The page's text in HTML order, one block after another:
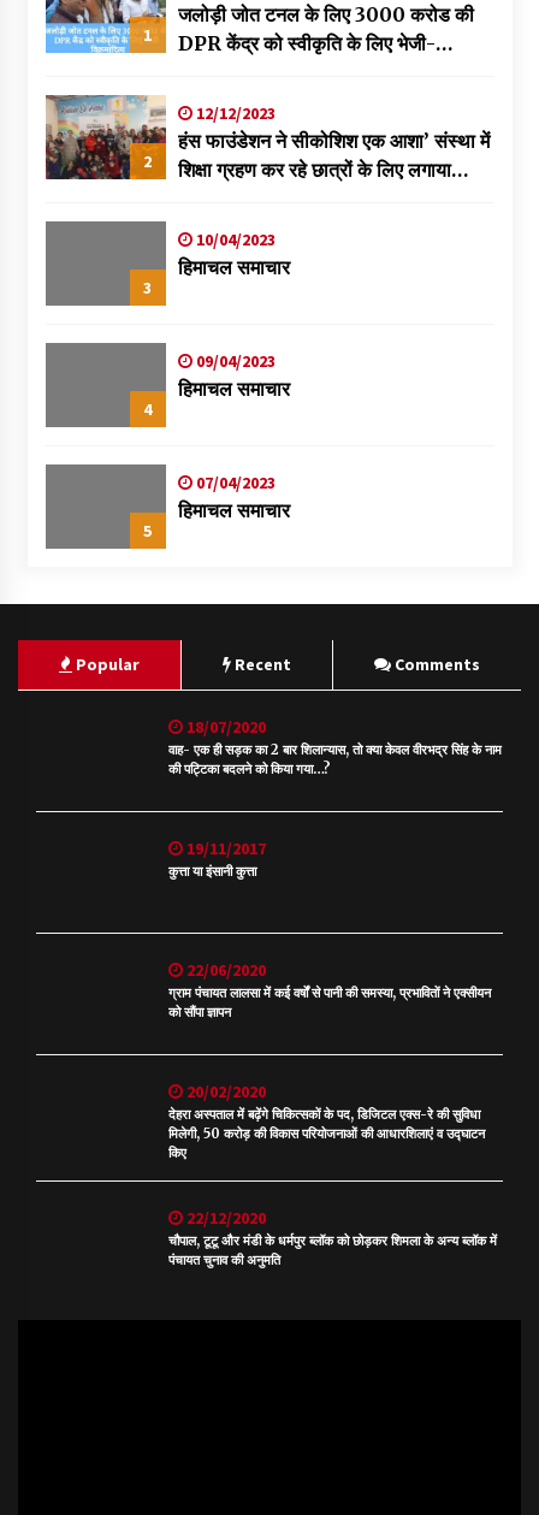
1
जलोड़ी जोत टनल के लिए 3000 करोड की
DPR केंद्र को स्वीकृति के लिए भेजी-
2
12/12/2023
हंस फाउंडेशन ने सीकोशिश एक आशा’ संस्था में
शिक्षा ग्रहण कर रहे छात्रों के लिए लगाया
3
10/04/2023
हिमाचल समाचार
4
09/04/2023
हिमाचल समाचार
5
07/04/2023
हिमाचल समाचार
Popular Recent Comments
18/07/2020
वाह- एक ही सड़क का 2 बार शिलान्यास, तो क्या केवल वीरभद्र सिंह के नाम
की पट्टिका बदलने को किया गया…?
19/11/2017
कुत्ता या इंसानी कुत्ता
22/06/2020
ग्राम पंचायत लालसा में कई वर्षों से पानी की समस्या, प्रभावितों ने एक्सीयन
को सौंपा ज्ञापन
20/02/2020
देहरा अस्पताल में बढ़ेंगे चिकित्सकों के पद, डिजिटल एक्स-रे की सुविधा
मिलेगी, 50 करोड़ की विकास परियोजनाओं की आधारशिलाएं व उद्घाटन
किए
22/12/2020
चौपाल, टूटू और मंडी के धर्मपुर ब्लॉक को छोड़कर शिमला के अन्य ब्लॉक में
पंचायत चुनाव की अनुमति